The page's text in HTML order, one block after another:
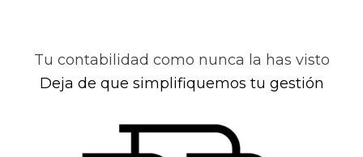
Tu contabilidad como nunca la has visto
Deja de que simplifiquemos tu gestión